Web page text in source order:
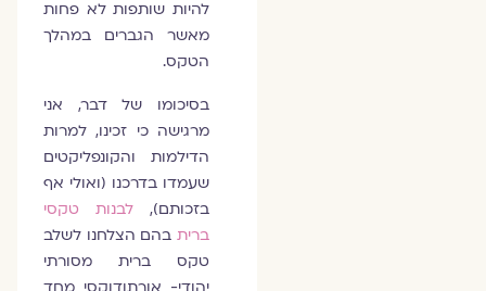
להיות שותפות לא פחות
מאשר הגברים במהלך
הטקס.
בסיכומו של דבר, אני
מרגישה כי זכינו, למרות
הדילמות והקונפליקטים
שעמדו בדרכנו (ואולי אף
בזכותם),
לבנות טקסי
בריתבהם הצלחנו לשלב
טקס ברית מסורתי